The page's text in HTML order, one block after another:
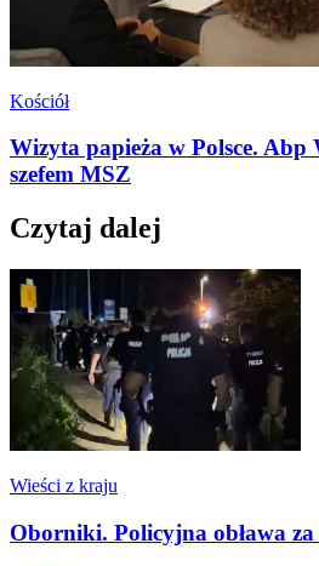
Kościół
Wizyta papieża w Polsce. Abp
szefem MSZ
Czytaj dalej
Wieści z kraju
Oborniki. Policyjna obława